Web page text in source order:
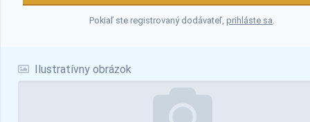
Ilustratívny obrázok
Pokiaľ ste registrovaný dodávateľ,prihláste sa.